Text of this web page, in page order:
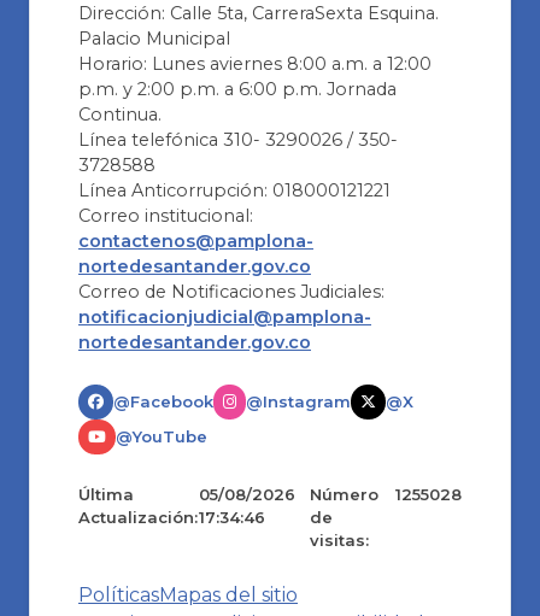
Dirección: Calle 5ta, CarreraSexta Esquina.
Palacio Municipal
Horario: Lunes aviernes 8:00 a.m. a 12:00
p.m. y 2:00 p.m. a 6:00 p.m. Jornada
Continua.
Línea telefónica 310- 3290026 / 350-
3728588
Línea Anticorrupción: 018000121221
Correo institucional:
contactenos@pamplona-
nortedesantander.gov.co
Correo de Notificaciones Judiciales:
notificacionjudicial@pamplona-
nortedesantander.gov.co
@Facebook @Instagram
@X
@YouTube
Última
Actualización:
05/08/2026
17:34:46
Número
de
visitas:
1255028
PolíticasMapas del sitio